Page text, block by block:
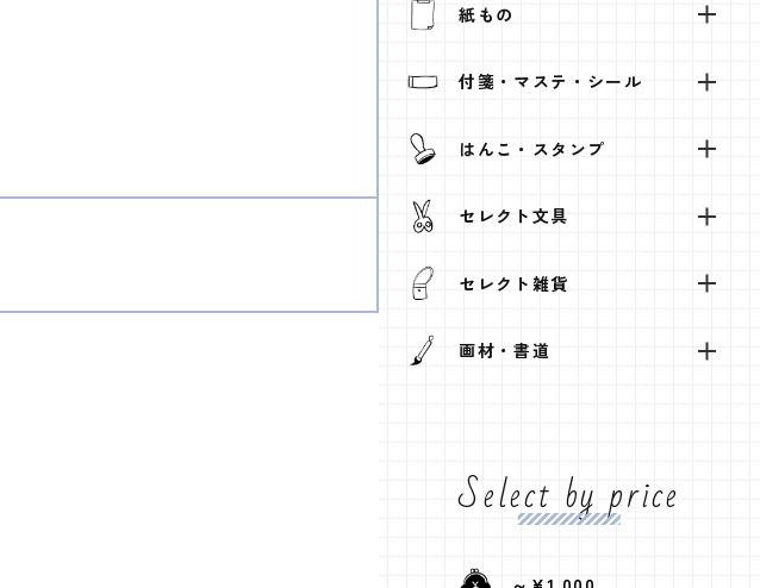
紙もの
付箋・マステ・シール
はんこ・スタンプ
セレクト文具
セレクト雑貨
画材・書道
Select by price